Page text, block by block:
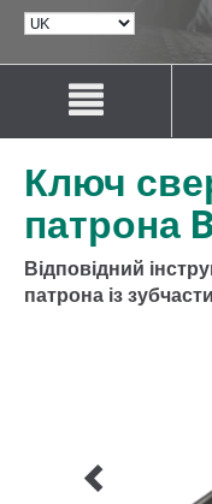
ВИБРАТИ
Перейти
змісту
Перейти
навігації
Ключ
патрона
Відповідний
патрона із